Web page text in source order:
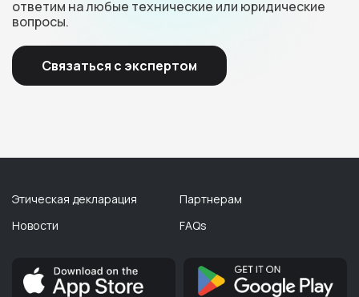
ответим на любые технические или юридические
вопросы.
Связаться с экспертом
Этическая декларация
Новости
Партнерам
FAQs